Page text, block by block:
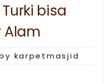
bisa
Alam
karpetmasjid